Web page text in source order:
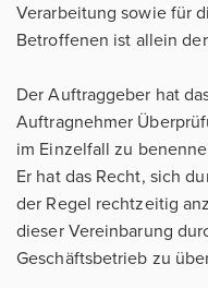
Verarbeitung sowie für
Betroffenen ist allein
Der Auftraggeber hat
Auftragnehmer
im Einzelfall zu
Er hat das Recht, sich
der Regel rechtzeitig
dieser Vereinbarung
Geschäftsbetrieb zu